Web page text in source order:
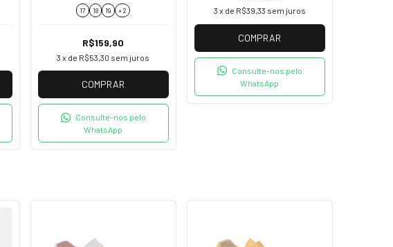
17 18 19 + 2
R$159,90
3 x de R$53,30 sem juros
COMPRAR
Consulte-nos pelo
WhatsApp
3 x de R$39,33 sem juros
COMPRAR
Consulte-nos pelo
WhatsApp